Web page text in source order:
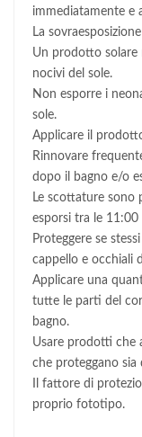
immediatamente e
La
Un prodotto solare
nocivi del sole.
Non esporre i
sole.
Applicare il
Rinnovare
dopo il bagno e/o
Le scottature sono
esporsi tra le 11:00
Proteggere se
cappello e occhiali
Applicare una
tutte le parti del
bagno.
Usare prodotti che
che proteggano sia
Il fattore di
proprio fototipo.